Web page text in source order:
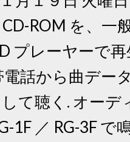
ROM を、一
プレーヤーで再
電話から曲デー
て聴く. オーデ
1F ／ RG-3F で